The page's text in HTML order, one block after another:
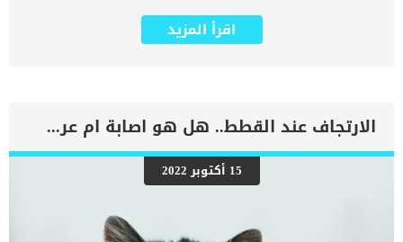
عن علامة او عرض لحالة اساسية ما يعانى منها الكلب. ترتبط هذه الحالة
بمجموعة من العلامات والاعراض على الرغم من ان النفخة القلبية فى حد
الصمام. اقرأ ايضا: اعراض وعلامات تضخم القلب عند الكلاب يمنع كل صمام
الدم من التدفق مرة أخرى إلى الغرفة السابقة ويبقيها تتحرك في الاتجاه
الصحيح في الوقت المناسب. عندما يتدفق الدم عبر كل صمام ، فإنه ينتج
صوتًا وعندما يستخدم الطبيب البيطري سماعة الطبيب للاستماع إلى نبضات
قلب كلب سليم ، يمكنه سماع إغلاق الصمام التاجي والصمام ثلاثي الشرف.
على التحمل تنفس ثقيللثة شاحبة أو زرقاء ضعف النمو فقدان الوزن ضعف
صحة الفم والأسنان اقرأ ايضا: النوبات القلبية عند الكلاب وكيفية التعامل
اقرأ المزيد
الارتجاف عند القطط.. هل هو اصابة ام عرض ؟
15 أكتوبر 2022